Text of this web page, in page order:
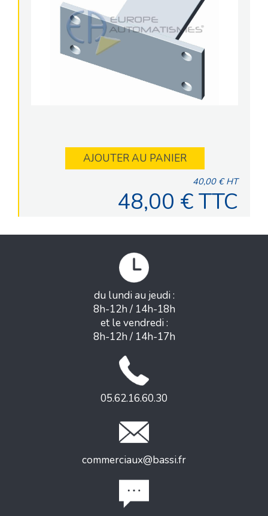
AJOUTER AU PANIER
40,00 € HT
48,00 € TTC
du lundi au jeudi :
8h-12h / 14h-18h
et le vendredi :
8h-12h / 14h-17h
05.62.16.60.30
commerciaux@bassi.fr